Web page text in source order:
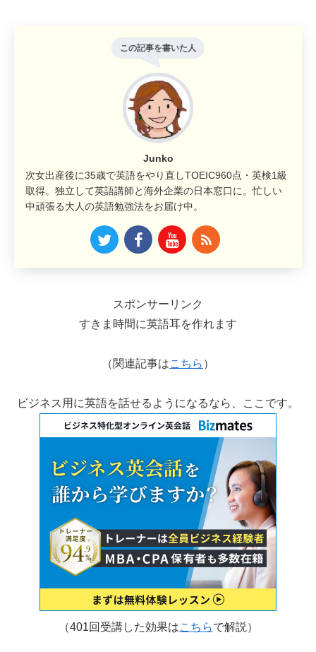
この記事を書いた人
Junko
次女出産後に35歳で英語をやり直しTOEIC960点・英検1級
取得。独立して英語講師と海外企業の日本窓口に。忙しい
中頑張る大人の英語勉強法をお届け中。
スポンサーリンク
すきま時間に英語耳を作れます
（関連記事はこちら ）
ビジネス用に英語を話せるようになるなら、ここです。
（401回受講した効果はこちらで解説）